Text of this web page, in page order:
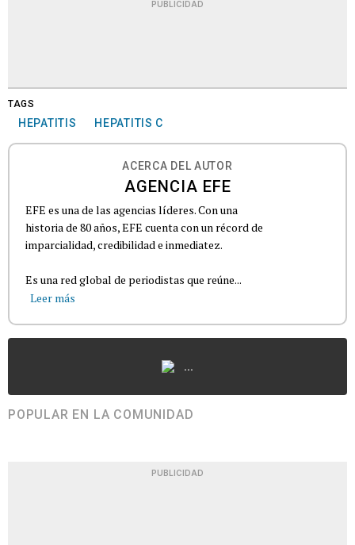
PUBLICIDAD
TAGS
HEPATITIS HEPATITIS C
ACERCA DEL AUTOR
AGENCIA EFE
EFE es una de las agencias líderes. Con una
historia de 80 años, EFE cuenta con un récord de
imparcialidad, credibilidad e inmediatez.
Es una red global de periodistas que reúne...
Leer más
...
POPULAR EN LA COMUNIDAD
PUBLICIDAD